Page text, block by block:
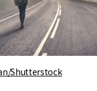
Shutterstock